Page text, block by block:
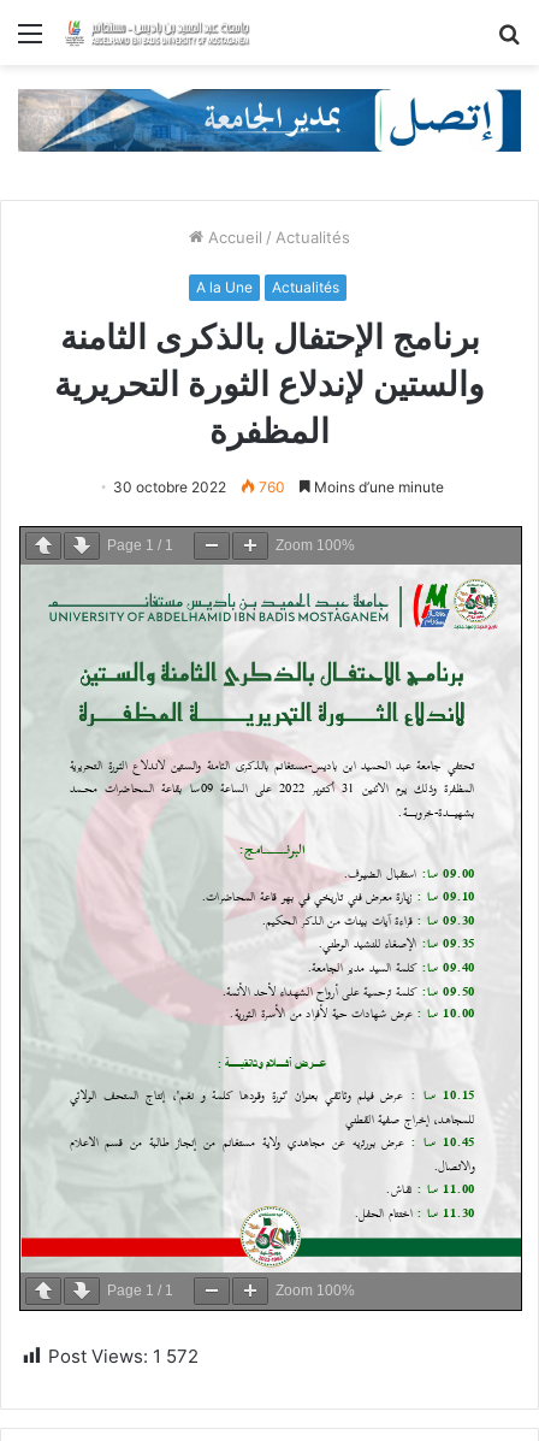
Menu
Accueil / Actualités
A la Une Actualités
برنامج الإحتفال بالذكرى الثامنة
والستين لإندلاع الثورة التحريرية
المظفرة
30 octobre 2022 760 Moins d’une minute
Page 1 / 1 Zoom 100%
Page 1 / 1 Zoom 100%
Post Views: 1 572